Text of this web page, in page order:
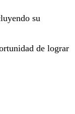
su
de lograr